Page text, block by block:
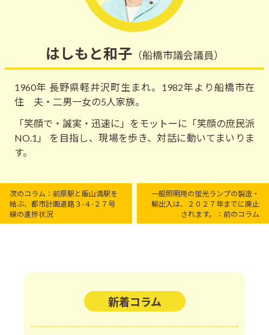
はしもと和子（船橋市議会議員）
1960年 長野県軽井沢町生まれ。1982年より船橋市在
住 夫・二男一女の5人家族。
「笑顔で・誠実・迅速に」をモットーに「笑顔の庶民派
NO.1」 を目指し、現場を歩き、対話に動いてまいりま
す。
次のコラム：前原駅と飯山満駅を
結ぶ、都市計画道路３-４-２７号
線の進捗状況
一般照明用の蛍光ランプの製造・
輸出入は、２０２７年までに廃止
されます。：前のコラム
新着コラム